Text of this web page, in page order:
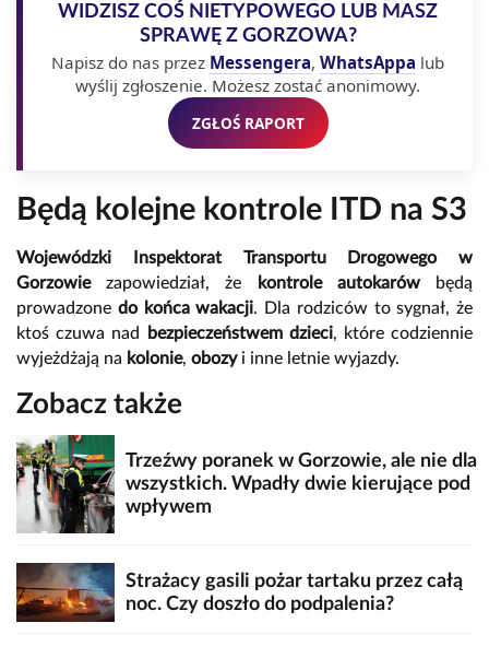
WIDZISZ COŚ NIETYPOWEGO LUB MASZ
SPRAWĘ Z GORZOWA?
Napisz do nas przez Messengera, WhatsAppa lub
wyślij zgłoszenie. Możesz zostać anonimowy.
ZGŁOŚ RAPORT
Będą kolejne kontrole ITD na S3
Wojewódzki Inspektorat Transportu Drogowego w
Gorzowiezapowiedział, że kontrole autokarówbędą
prowadzone do końca wakacji. Dla rodziców to sygnał, że
ktoś czuwa nad
bezpieczeństwem dzieci, które codziennie
wyjeżdżają na kolonie, obozyi inne letnie wyjazdy.
Zobacz także
Trzeźwy poranek w Gorzowie, ale nie dla
wszystkich. Wpadły dwie kierujące pod
wpływem
Strażacy gasili pożar tartaku przez całą
noc. Czy doszło do podpalenia?